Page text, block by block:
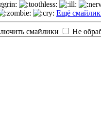
Ещё
смайлики Не